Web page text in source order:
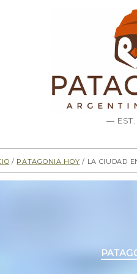
—
/ Patagonia hoy / La ciudad